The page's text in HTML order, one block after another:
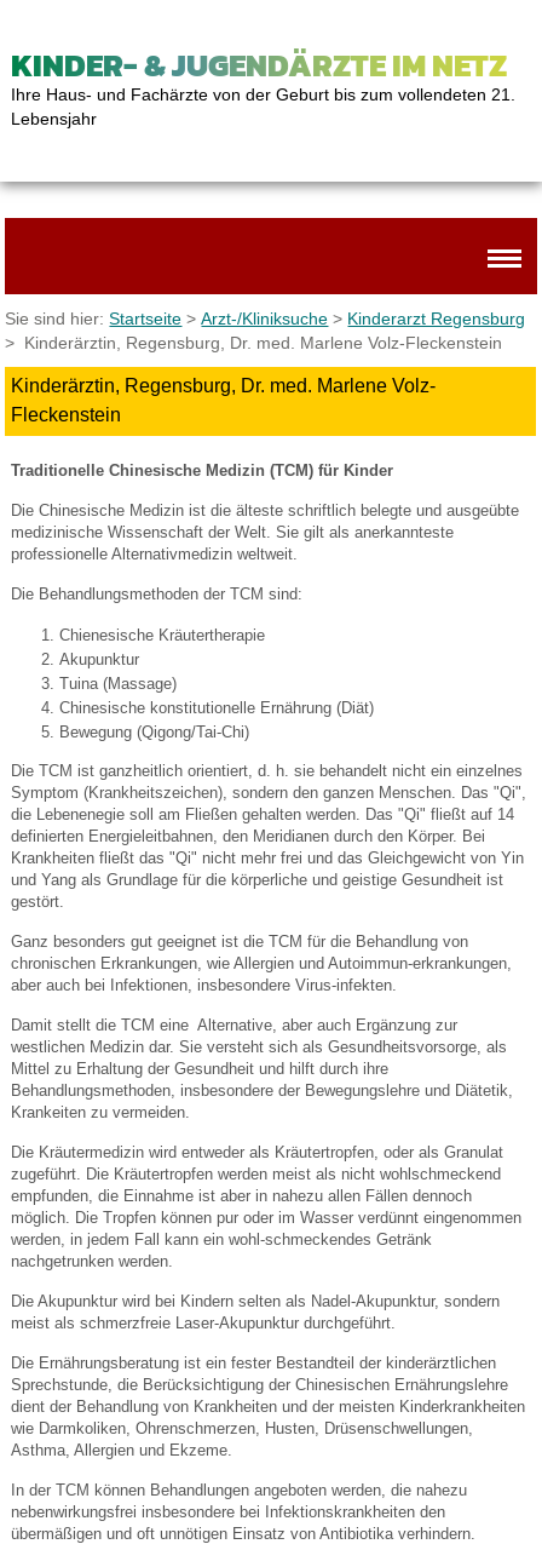
KINDER- & JUGENDÄRZTE IM NETZ
Ihre Haus- und Fachärzte von der Geburt bis zum vollendeten 21.
Lebensjahr
Sie sind hier:Startseite >Arzt-/Kliniksuche > Kinderarzt Regensburg
> Kinderärztin, Regensburg, Dr. med. Marlene Volz-Fleckenstein
Kinderärztin, Regensburg, Dr. med. Marlene Volz-
Fleckenstein
Traditionelle Chinesische Medizin (TCM) für Kinder
Die Chinesische Medizin ist die älteste schriftlich belegte und ausgeübte
medizinische Wissenschaft der Welt. Sie gilt als anerkannteste
professionelle Alternativmedizin weltweit.
Die Behandlungsmethoden der TCM sind:
Chienesische Kräutertherapie
Akupunktur
Tuina (Massage)
Chinesische konstitutionelle Ernährung (Diät)
Bewegung (Qigong/Tai-Chi)
Die TCM ist ganzheitlich orientiert, d. h. sie behandelt nicht ein einzelnes
Symptom (Krankheitszeichen), sondern den ganzen Menschen. Das "Qi",
die Lebenenegie soll am Fließen gehalten werden. Das "Qi" fließt auf 14
definierten Energieleitbahnen, den Meridianen durch den Körper. Bei
Krankheiten fließt das "Qi" nicht mehr frei und das Gleichgewicht von Yin
und Yang als Grundlage für die körperliche und geistige Gesundheit ist
gestört.
Ganz besonders gut geeignet ist die TCM für die Behandlung von
chronischen Erkrankungen, wie Allergien und Autoimmun-erkrankungen,
aber auch bei Infektionen, insbesondere Virus-infekten.
Damit stellt die TCM eine Alternative, aber auch Ergänzung zur
westlichen Medizin dar. Sie versteht sich als Gesundheitsvorsorge, als
Mittel zu Erhaltung der Gesundheit und hilft durch ihre
Behandlungsmethoden, insbesondere der Bewegungslehre und Diätetik,
Krankeiten zu vermeiden.
Die Kräutermedizin wird entweder als Kräutertropfen, oder als Granulat
zugeführt. Die Kräutertropfen werden meist als nicht wohlschmeckend
empfunden, die Einnahme ist aber in nahezu allen Fällen dennoch
möglich. Die Tropfen können pur oder im Wasser verdünnt eingenommen
werden, in jedem Fall kann ein wohl-schmeckendes Getränk
nachgetrunken werden.
Die Akupunktur wird bei Kindern selten als Nadel-Akupunktur, sondern
meist als schmerzfreie Laser-Akupunktur durchgeführt.
Die Ernährungsberatung ist ein fester Bestandteil der kinderärztlichen
Sprechstunde, die Berücksichtigung der Chinesischen Ernährungslehre
dient der Behandlung von Krankheiten und der meisten Kinderkrankheiten
wie Darmkoliken, Ohrenschmerzen, Husten, Drüsenschwellungen,
Asthma, Allergien und Ekzeme.
In der TCM können Behandlungen angeboten werden, die nahezu
nebenwirkungsfrei insbesondere bei Infektionskrankheiten den
übermäßigen und oft unnötigen Einsatz von Antibiotika verhindern.